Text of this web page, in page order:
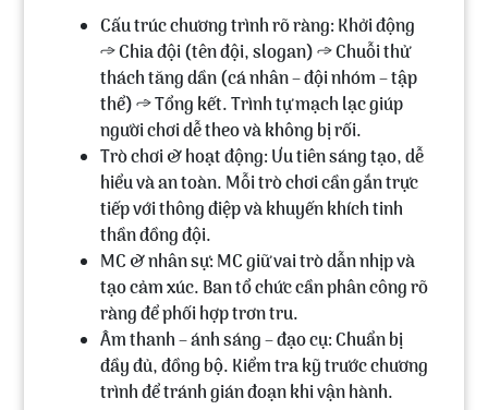
Cấu trúc chương trình rõ ràng: Khởi động
→ Chia đội (tên đội, slogan) → Chuỗi thử
thách tăng dần (cá nhân – đội nhóm – tập
thể) → Tổng kết. Trình tự mạch lạc giúp
người chơi dễ theo và không bị rối.
Trò chơi & hoạt động: Ưu tiên sáng tạo, dễ
hiểu và an toàn. Mỗi trò chơi cần gắn trực
tiếp với thông điệp và khuyến khích tinh
thần đồng đội.
MC & nhân sự: MC giữ vai trò dẫn nhịp và
tạo cảm xúc. Ban tổ chức cần phân công rõ
ràng để phối hợp trơn tru.
Âm thanh – ánh sáng – đạo cụ: Chuẩn bị
đầy đủ, đồng bộ. Kiểm tra kỹ trước chương
trình để tránh gián đoạn khi vận hành.